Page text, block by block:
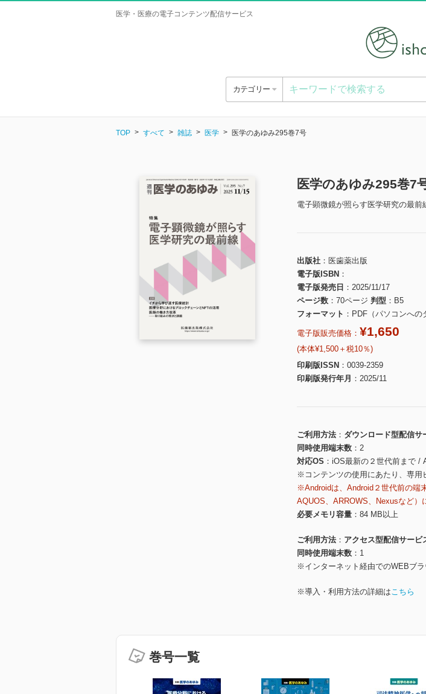
医学・医療の電子コンテンツ配信サービス
カテゴリー
TOP すべて 雑誌 医学 医学のあゆみ295巻7号
医学のあゆみ295巻7
電子顕微鏡が照らす医学研究の最前
出版社
医歯薬出版
電子版ISBN
電子版発売日
2025/11/17
ページ数
70ページ 判型
B5
フォーマット
PDF（パソコンへの
電子版販売価格： ¥1,650
(本体¥1,500＋税10％)
印刷版ISSN
0039-2359
印刷版発行年月
2025/11
ご利用方法
ダウンロード型配信サ
同時使用端末数
2
対応OS
iOS最新の２世代前まで /
※コンテンツの使用にあたり、専用
※Androidは、Android２世代前の端
AQUOS、ARROWS、Nexusなど）
必要メモリ容量
84 MB以上
ご利用方法
アクセス型配信サービ
同時使用端末数
1
※インターネット経由でのWEBブ
※導入・利用方法の詳細はこちら
巻号一覧